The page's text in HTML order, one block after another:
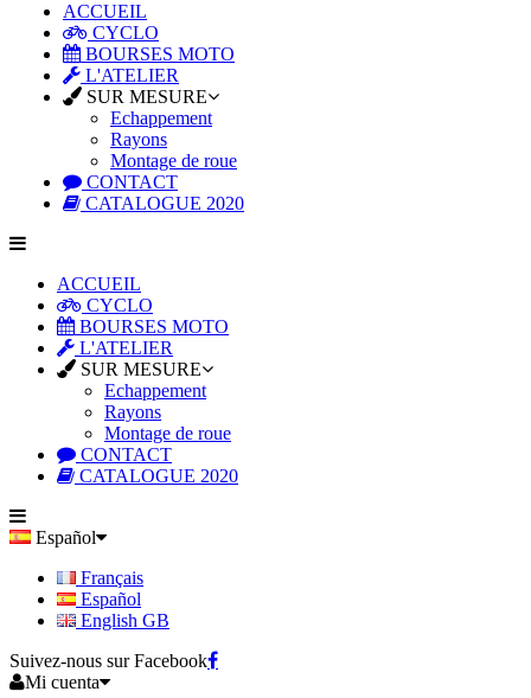
ACCUEIL
CYCLO
BOURSES MOTO
L'ATELIER
SUR MESURE
Echappement
Rayons
Montage de roue
CONTACT
CATALOGUE 2020
ACCUEIL
CYCLO
BOURSES MOTO
L'ATELIER
SUR MESURE
Echappement
Rayons
Montage de roue
CONTACT
CATALOGUE 2020
Español
Français
Español
English GB
Suivez-nous sur Facebook
Mi cuenta